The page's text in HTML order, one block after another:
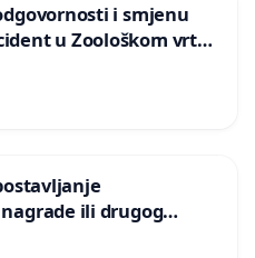
i smjenu
u Zoološkom vrtu
ili drugog
u Sarajevu